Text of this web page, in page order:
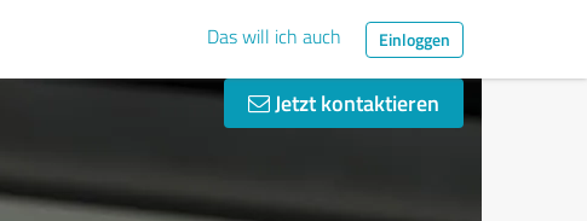
Das will ich auch Einloggen
Jetzt kontaktieren